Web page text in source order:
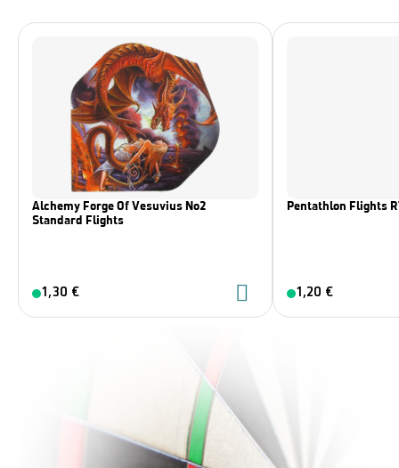
Alchemy Forge Of Vesuvius No2
Standard Flights
1,30 €
Pentathlon Flights
1,20 €